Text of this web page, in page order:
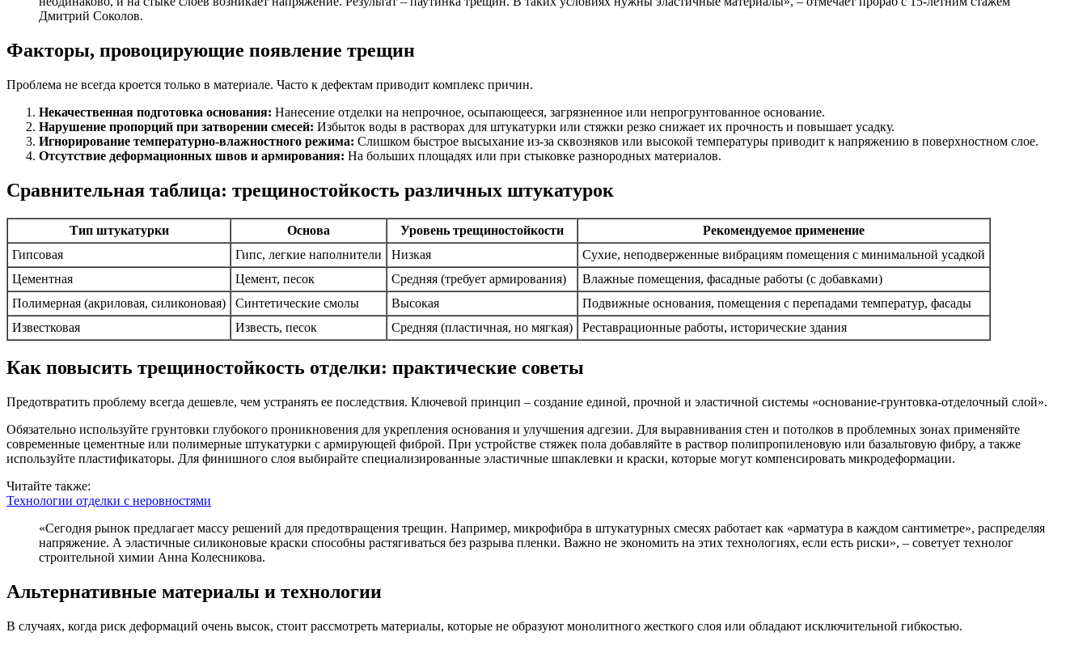
Дмитрий Соколов.
Факторы, провоцирующие появление трещин
Проблема не всегда кроется только в материале. Часто к дефектам приводит комплекс причин.
Некачественная подготовка основания: Нанесение отделки на непрочное, осыпающееся, загрязненное или непрогрунтованное основание.
Нарушение пропорций при затворении смесей: Избыток воды в растворах для штукатурки или стяжки резко снижает их прочность и повышает усадку.
Игнорирование температурно-влажностного режима: Слишком быстрое высыхание из-за сквозняков или высокой температуры приводит к напряжению в поверхностном слое.
Отсутствие деформационных швов и армирования: На больших площадях или при стыковке разнородных материалов.
Сравнительная таблица: трещиностойкость различных штукатурок
Тип штукатурки Основа Уровень трещиностойкости
Рекомендуемое применение
Гипсовая
Гипс, легкие наполнители Низкая
Сухие, неподверженные вибрациям помещения с минимальной усадкой
Цементная
Цемент, песок Средняя (требует армирования)
Влажные помещения, фасадные работы (с добавками)
Полимерная (акриловая, силиконовая)
Синтетические смолы Высокая
Подвижные основания, помещения с перепадами температур, фасады
Известковая
Известь, песок Средняя (пластичная, но мягкая) Реставрационные работы, исторические здания
Как повысить трещиностойкость отделки: практические советы
Предотвратить проблему всегда дешевле, чем устранять ее последствия. Ключевой принцип – создание единой, прочной и эластичной системы «основание-грунтовка-отделочный слой».
Обязательно используйте грунтовки глубокого проникновения для укрепления основания и улучшения адгезии. Для выравнивания стен и потолков в проблемных зонах применяйте
современные цементные или полимерные штукатурки с армирующей фиброй. При устройстве стяжек пола добавляйте в раствор полипропиленовую или базальтовую фибру, а также
используйте пластификаторы. Для финишного слоя выбирайте специализированные эластичные шпаклевки и краски, которые могут компенсировать микродеформации.
Читайте также:
Технологии отделки с неровностями
«Сегодня рынок предлагает массу решений для предотвращения трещин. Например, микрофибра в штукатурных смесях работает как «арматура в каждом сантиметре», распределяя
напряжение. А эластичные силиконовые краски способны растягиваться без разрыва пленки. Важно не экономить на этих технологиях, если есть риски», – советует технолог
строительной химии Анна Колесникова.
Альтернативные материалы и технологии
В случаях, когда риск деформаций очень высок, стоит рассмотреть материалы, которые не образуют монолитного жесткого слоя или обладают исключительной гибкостью.